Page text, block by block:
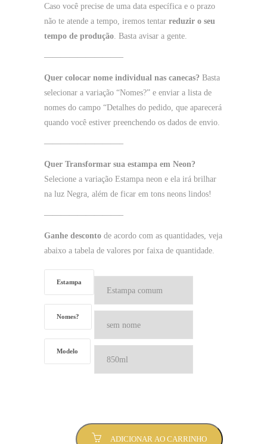
Caso você precise de uma data específica e o prazo
não te atende a tempo, iremos tentar reduzir o seu
tempo de produção . Basta avisar a gente.
—————————–
Quer colocar nome individual nas canecas? Basta
selecionar a variação “Nomes?” e enviar a lista de
nomes do campo “Detalhes do pedido, que aparecerá
quando você estiver preenchendo os dados de envio.
—————————–
Quer Transformar sua estampa em Neon?
Selecione a variação Estampa neon e ela irá brilhar
na luz Negra, além de ficar em tons neons lindos!
—————————–
Ganhe desconto de acordo com as quantidades, veja
abaixo a tabela de valores por faixa de quantidade.
Estampa
Nomes?
Modelo
ADICIONAR AO CARRINHO